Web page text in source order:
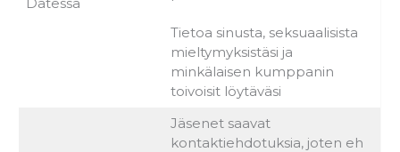
Tietoa sinusta, seksuaalisista
mieltymyksistäsi ja
minkälaisen kumppanin
toivoisit löytäväsi
Jäsenet saavat
kontaktiehdotuksia, joten eh